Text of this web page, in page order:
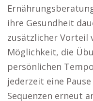
ihre Gesundheit
zusätzlicher Vorteil
Möglichkeit, die
persönlichen
jederzeit eine
Sequenzen erneut